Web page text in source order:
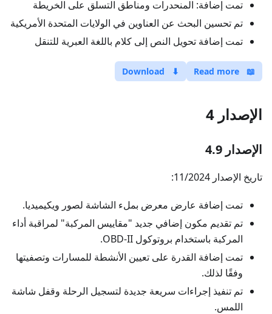
تمت إضافة: المنحدرات ومناطق التسلق على الخريطة
تم تحسين البحث عن العناوين في الولايات المتحدة الأمريكية
تمت إضافة تحويل النص إلى كلام باللغة العبرية للتنقل
📖
Read more
⬇
Download
الإصدار 4
الإصدار 4.9
تاريخ الإصدار 11/2024:
تمت إضافة عارض معرض بملء الشاشة لصور ويكيميديا.
تم تقديم مكون إضافي جديد "مقاييس المركبة" لمراقبة أداء
المركبة باستخدام بروتوكول OBD-II.
تمت إضافة القدرة على تعيين الأنشطة للمسارات وتصفيتها
وفقًا لذلك.
تم تنفيذ إجراءات سريعة جديدة لتسجيل الرحلة وقفل شاشة
اللمس.